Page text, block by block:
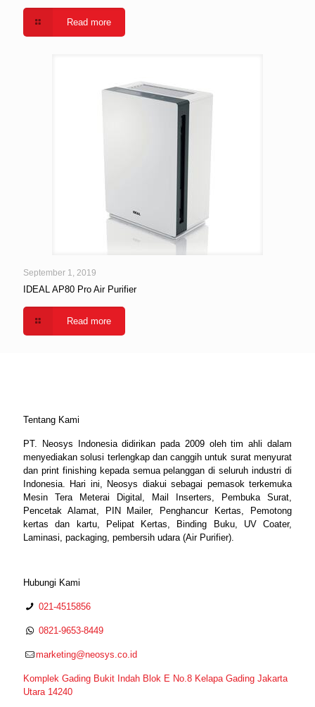
Read more
September 1, 2019
IDEAL AP80 Pro Air Purifier
Read more
Tentang Kami
PT. Neosys Indonesia didirikan pada 2009 oleh tim ahli dalam
menyediakan solusi terlengkap dan canggih untuk surat menyurat
dan print finishing kepada semua pelanggan di seluruh industri di
Indonesia. Hari ini, Neosys diakui sebagai pemasok terkemuka
Mesin Tera Meterai Digital, Mail Inserters, Pembuka Surat,
Pencetak Alamat, PIN Mailer, Penghancur Kertas, Pemotong
kertas dan kartu, Pelipat Kertas, Binding Buku, UV Coater,
Laminasi, packaging, pembersih udara (Air Purifier).
Hubungi Kami
021-4515856
0821-9653-8449
marketing@neosys.co.id
Komplek Gading Bukit Indah Blok E No.8 Kelapa Gading Jakarta
Utara 14240